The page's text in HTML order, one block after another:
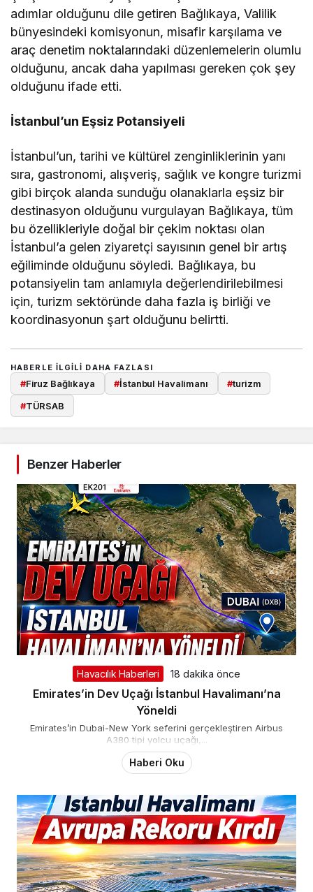
adımlar olduğunu dile getiren Bağlıkaya, Valilik
bünyesindeki komisyonun, misafir karşılama ve
araç denetim noktalarındaki düzenlemelerin olumlu
olduğunu, ancak daha yapılması gereken çok şey
olduğunu ifade etti.
İstanbul’un Eşsiz Potansiyeli
İstanbul’un, tarihi ve kültürel zenginliklerinin yanı
sıra, gastronomi, alışveriş, sağlık ve kongre turizmi
gibi birçok alanda sunduğu olanaklarla eşsiz bir
destinasyon olduğunu vurgulayan Bağlıkaya, tüm
bu özellikleriyle doğal bir çekim noktası olan
İstanbul’a gelen ziyaretçi sayısının genel bir artış
eğiliminde olduğunu söyledi. Bağlıkaya, bu
potansiyelin tam anlamıyla değerlendirilebilmesi
için, turizm sektöründe daha fazla iş birliği ve
koordinasyonun şart olduğunu belirtti.
HABERLE ILGILI DAHA FAZLASI
#Firuz Bağlıkaya #İstanbul Havalimanı #turizm
#TÜRSAB
Benzer Haberler
Havacılık Haberleri 18 dakika önce
Emirates’in Dev Uçağı İstanbul Havalimanı’na
Yöneldi
Emirates’in Dubai-New York seferini gerçekleştiren Airbus
A380 tipi yolcu uçağı,...
Haberi Oku